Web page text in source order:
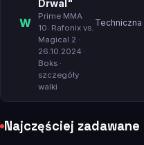
W
Drwal"
Prime MMA
10: Rafonix vs.
Magical 2 ·
26.10.2024 ·
Boks ·
szczegóły
walki
Najczęściej